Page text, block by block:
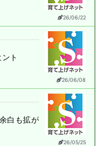
26/06/22
26/06/08
ト
26/05/25
白も拡が